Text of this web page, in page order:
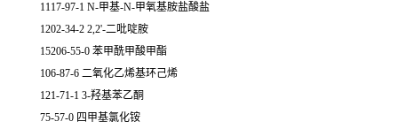
1117-97-1 N-甲基-N-甲氧基胺盐酸盐
1202-34-2 2,2'-二吡啶胺
15206-55-0 苯甲酰甲酸甲酯
106-87-6 二氧化乙烯基环己烯
121-71-1 3-羟基苯乙酮
75-57-0 四甲基氯化铵